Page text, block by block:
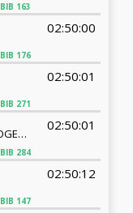
BIB 163
BIB 176
02:50:00
BIB 271
02:50:01
BIB 284
285 MARCELO GOMES / MARCOS ROGERIO
02:50:01
BIB 147
02:50:12